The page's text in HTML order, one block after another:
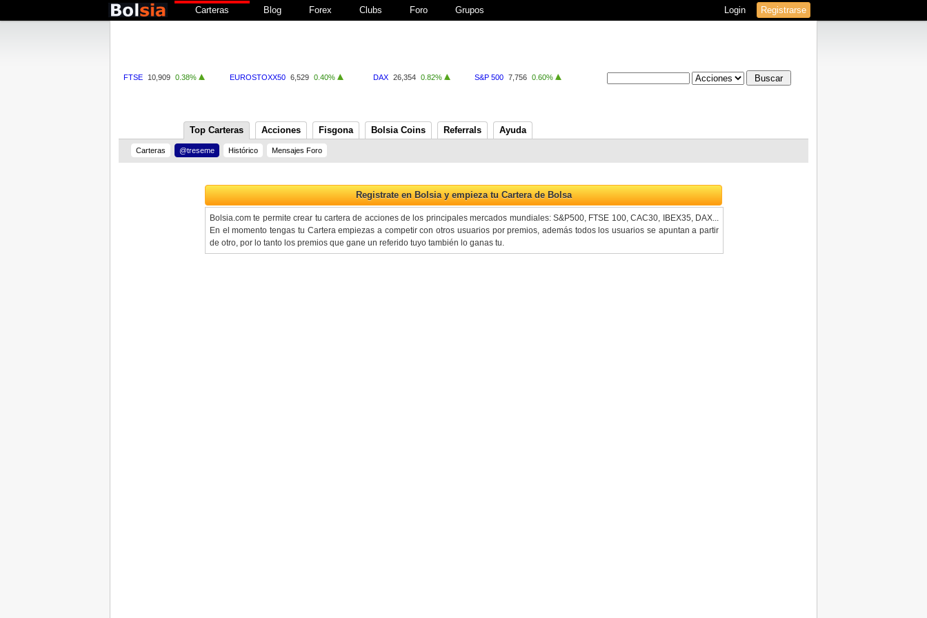
Carteras Blog Forex Clubs Foro Grupos Login Registrarse
FTSE 10,909 0.38% EUROSTOXX50 6,529 0.40% DAX 26,354 0.82% S&P 500 7,756 0.60%
Top Carteras Acciones Fisgona Bolsia Coins Referrals Ayuda
Carteras @treseme Histórico Mensajes Foro
Bolsia.com te permite crear tu cartera de acciones de los principales mercados mundiales: S&P500, FTSE 100, CAC30, IBEX35, DAX...
En el momento tengas tu Cartera empiezas a competir con otros usuarios por premios, además todos los usuarios se apuntan a partir
de otro, por lo tanto los premios que gane un referido tuyo también lo ganas tu.